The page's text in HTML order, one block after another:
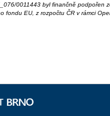
0011443 byl ﬁnančně podpořen
fondu EU, z rozpočtu ČR v rámci